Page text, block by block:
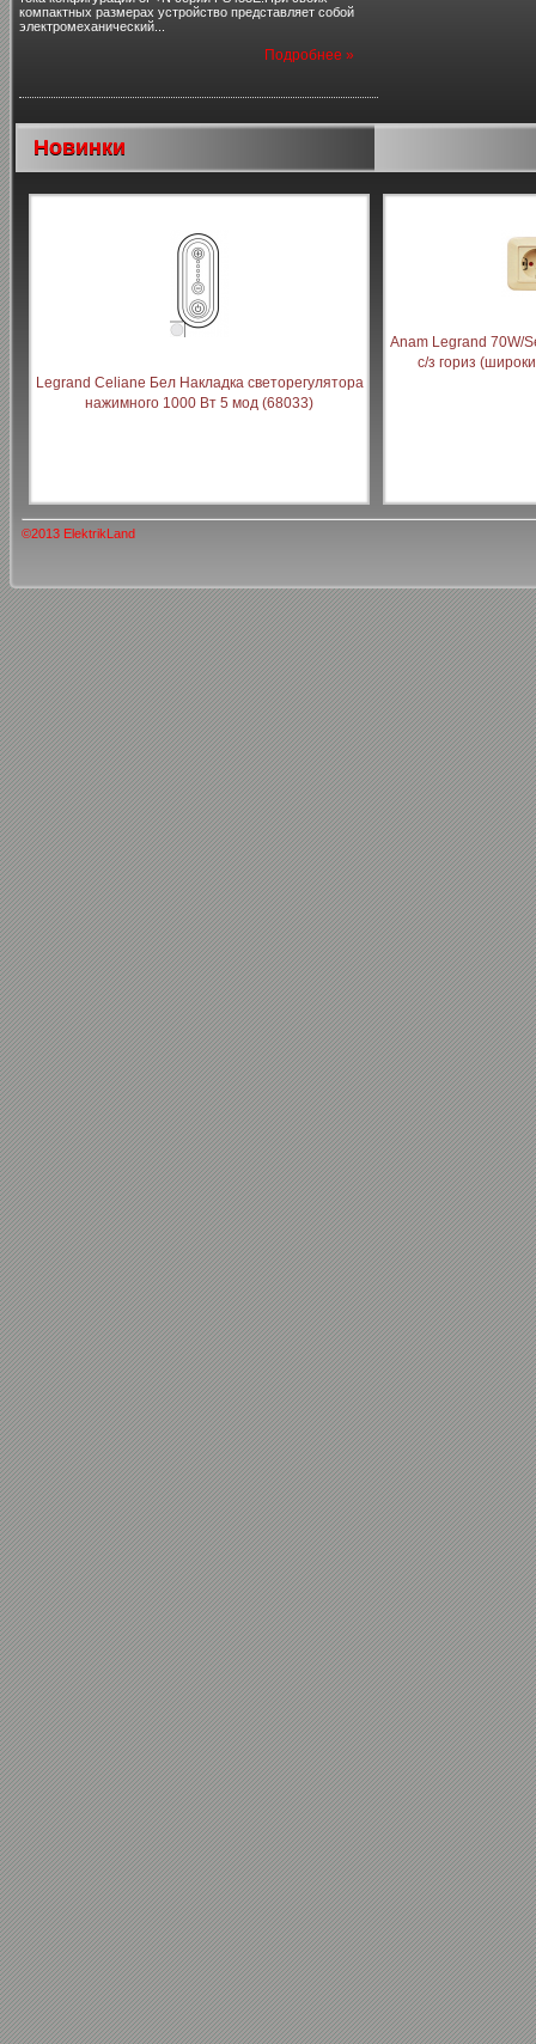
компактных размерах устройство представляет собой
электромеханический...
Подробнее »
Новинки
Legrand Celiane Бел Накладка светорегулятора
нажимного 1000 Вт 5 мод (68033)
Anam Legrand 70W/
с/з гориз
©2013 ElektrikLand